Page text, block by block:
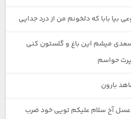
بابا که دلخونم من از درد جدایی
میشم این باغ و گلستون کنی
پرت حواسم
بارون
عسل آخ سلام علیکم تویی خود ضرب